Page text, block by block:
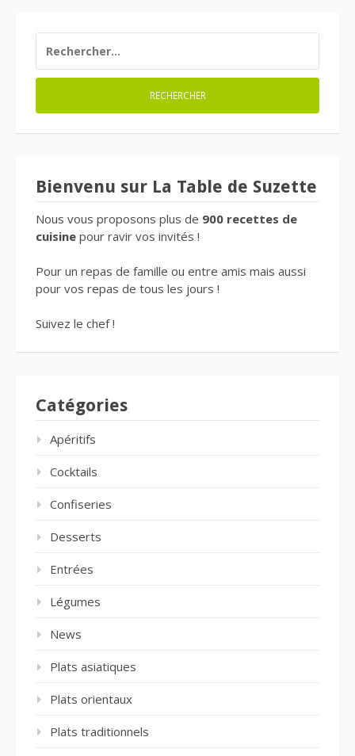
Bienvenu sur La Table de Suzette
Nous vous proposons plus de 900 recettes de
cuisine pour ravir vos invités !
Pour un repas de famille ou entre amis mais aussi
pour vos repas de tous les jours !
Suivez le chef !
Catégories
Apéritifs
Cocktails
Confiseries
Desserts
Entrées
Légumes
News
Plats asiatiques
Plats orientaux
Plats traditionnels